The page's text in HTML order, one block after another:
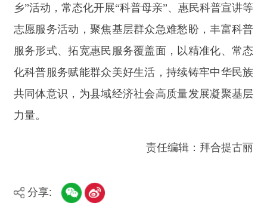
打印本页 关闭窗口
主办：新疆阿合奇县人民政府办公室
承办：新疆阿合奇县政务服务和数字发
展中心
政府网站标识码：6530230001
新公网安备：65302302000001号
新ICP备16001989号
阿合奇县网信办监督电话：0908-